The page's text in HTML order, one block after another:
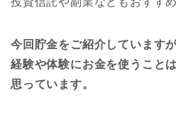
今回貯金をご紹介しています
経験や体験にお金を使うこと
思っています。